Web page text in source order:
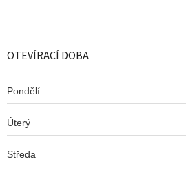
Z
OTEVÍRACÍ DOBA
Pondělí
Úterý
Středa